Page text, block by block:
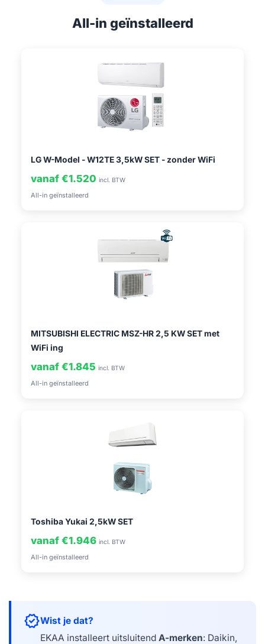
All-in geïnstalleerd
LG W-Model - W12TE 3,5kW SET - zonder WiFi
vanaf €1.520 incl. BTW
All-in geïnstalleerd
MITSUBISHI ELECTRIC MSZ-HR 2,5 KW SET met
WiFi ing
vanaf €1.845 incl. BTW
All-in geïnstalleerd
Toshiba Yukai 2,5kW SET
vanaf €1.946 incl. BTW
All-in geïnstalleerd
verifiedWist je dat?
EKAA installeert uitsluitend A-merken: Daikin,